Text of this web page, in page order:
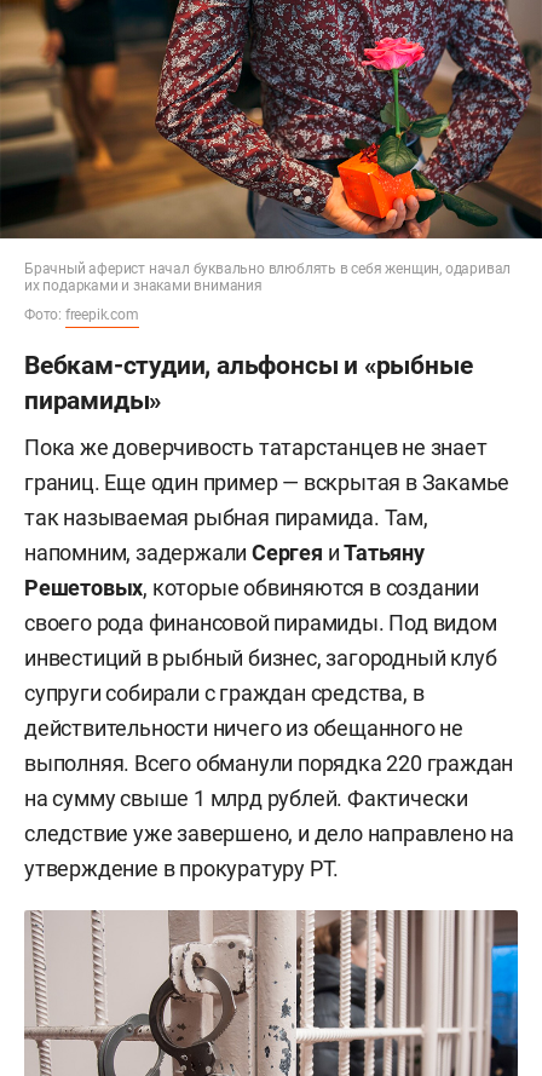
Брачный аферист начал буквально влюблять в себя женщин, одаривал
их подарками и знаками внимания
Фото: freepik.com
Вебкам-студии, альфонсы и «рыбные
пирамиды»
Пока же доверчивость татарстанцев не знает
границ. Еще один пример — вскрытая в Закамье
так называемая рыбная пирамида. Там,
напомним, задержалиСергея иТатьяну
Решетовых, которые обвиняются в создании
своего рода финансовой пирамиды. Под видом
инвестиций в рыбный бизнес, загородный клуб
супруги собирали с граждан средства, в
действительности ничего из обещанного не
выполняя. Всего обманули порядка 220 граждан
на сумму свыше 1 млрд рублей. Фактически
следствие уже завершено, и дело направлено на
утверждение в прокуратуру РТ.